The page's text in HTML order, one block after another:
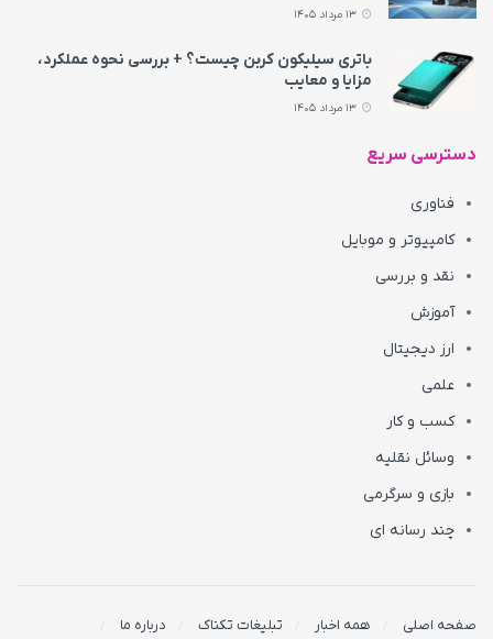
باتری سیلیکون کربن چیست؟ + بررسی نحوه عملکرد،
مزایا و معایب
دسترسی سریع
فناوری
کامپیوتر و موبایل
نقد و بررسی
آموزش
ارز دیجیتال
علمی
کسب و کار
وسائل نقلیه
بازی و سرگرمی
چند رسانه ای
صفحه اصلی همه اخبار تبلیغات تکناک
درباره ما